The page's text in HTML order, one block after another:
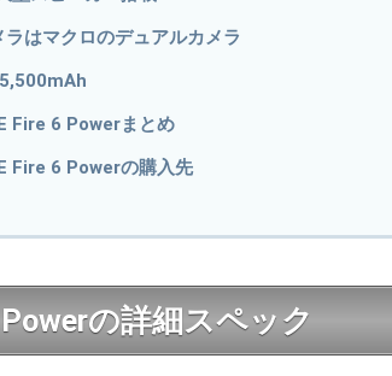
ラはマクロのデュアルカメラ
Fire 6 Powerまとめ
Fire 6 Powerの購入先
Powerの詳細スペック